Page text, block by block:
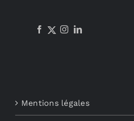
Mentions légales